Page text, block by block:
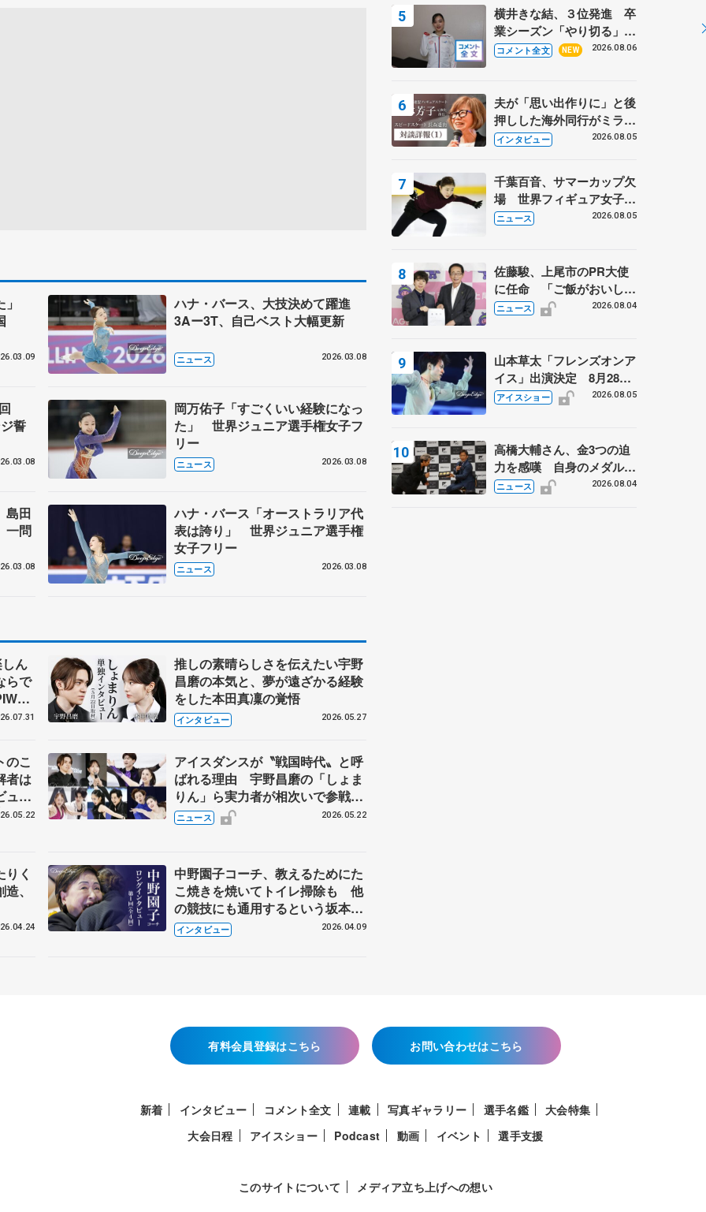
」
ハナ・バース、大技決めて躍進
3Aー3T、自己ベスト大幅更新
ニュース 2026.03.08
誓
岡万佑子「すごくいい経験になっ
た」 世界ジュニア選手権女子フ
リー
ニュース 2026.03.08
島田
一問
ハナ・バース「オーストラリア代
表は誇り」 世界ジュニア選手権
女子フリー
ニュース 2026.03.08
ん
らで
前
推しの素晴らしさを伝えたい宇野
昌磨の本気と、夢が遠ざかる経験
をした本田真凜の覚悟
インタビュー 2026.05.27
のこ
者は
ュー
人、
アイスダンスが〝戦国時代〟と呼
ばれる理由 宇野昌磨の「しょま
りん」ら実力者が相次いで参戦
国内の競争激化
ニュース 2026.05.22
く
、
中野園子コーチ、教えるためにた
こ焼きを焼いてトイレ掃除も 他
の競技にも通用するという坂本花
織の筋肉
インタビュー 2026.04.09
あい
横井きな結、３位発進 卒
業シーズン「やり切る」
【みなとアクルス杯SP】
コメント全文 NEW 2026.08.06
夫が「思い出作りに」と後
押しした海外同行がミラノ
まで… 繁華街のリンクで
に 小林芳子さんが振り返
るスケート人生
インタビュー 2026.08.05
千葉百音、サマーカップ欠
場 世界フィギュア女子2
位
ニュース 2026.08.05
佐藤駿、上尾市のPR大使
に任命 「ご飯がおいし
く、住みやすいのが魅力」
ニュース 2026.08.04
山本草太「フレンズオンア
イス」出演決定 8月28日
（金）2公演のみ 荒川静
アイスショー 2026.08.05
高橋大輔さん、金3つの迫
力を感嘆 自身のメダルは
「どちらに？」 〝リス兄
ニュース 2026.08.04
有料会員登録はこちら お問い合わせはこちら
新着 インタビュー コメント全文 連載 写真ギャラリー 選手名鑑
大会特集
大会日程
アイスショー Podcast 動画 イベント 選手支援
このサイトについて メディア立ち上げへの想い